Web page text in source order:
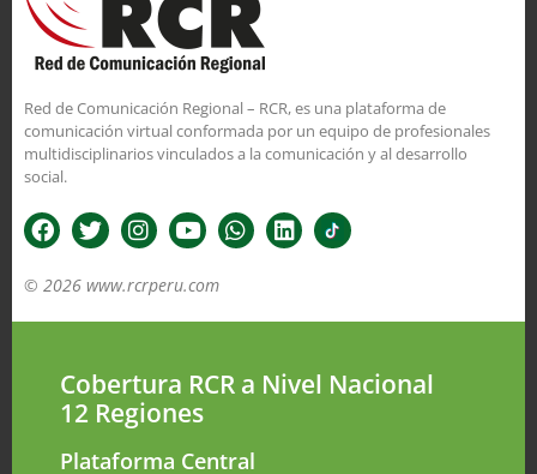
Red de Comunicación Regional – RCR, es una plataforma de
comunicación virtual conformada por un equipo de profesionales
multidisciplinarios vinculados a la comunicación y al desarrollo
social.
© 2026 www.rcrperu.com
Cobertura RCR a Nivel Nacional
12 Regiones
Plataforma Central